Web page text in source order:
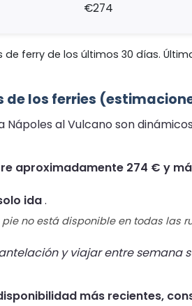
€274
ferry de los últimos 30 días.
de los ferries
Nápoles al Vulcano son
aproximadamente 274 € y
ida.
no está disponible en todas las
y viajar entre semana
más recientes,